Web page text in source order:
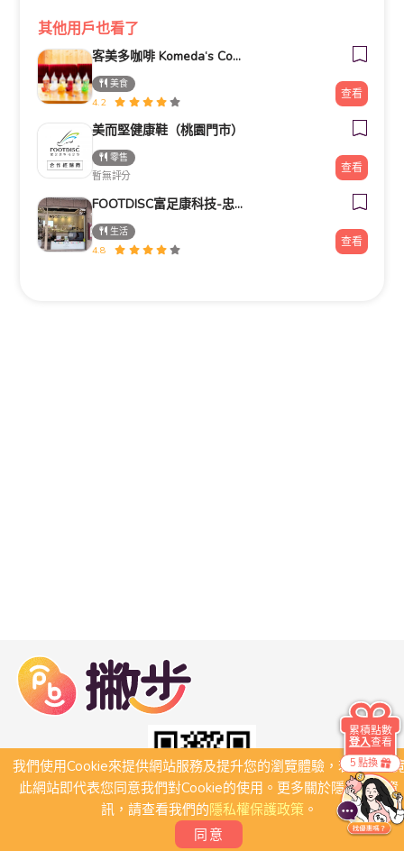
其他用戶也看了
客美多咖啡 Komeda‘s Coffee - 台南小北店
美食
4.2
查看
美而堅健康鞋（桃園門市）
零售
暫無評分
查看
FOOTDISC富足康科技-忠孝直營門市
生活
4.8
查看
我們使用Cookie來提供網站服務及提升您的瀏覽體驗，若繼續瀏
此網站即代表您同意我們對Cookie的使用。更多關於隱私保護資
訊，請查看我們的隱私權保護政策。
同意
5 點換
累積點數
登入查看